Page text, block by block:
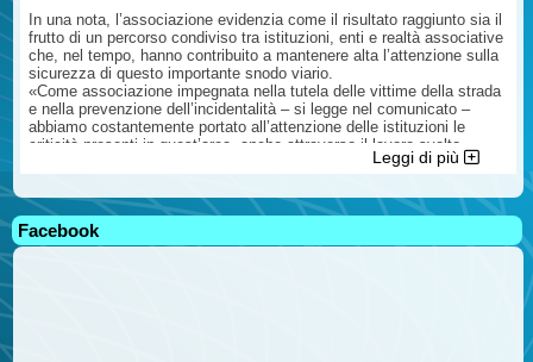
In una nota, l’associazione evidenzia come il risultato raggiunto sia il
frutto di un percorso condiviso tra istituzioni, enti e realtà associative
che, nel tempo, hanno contribuito a mantenere alta l’attenzione sulla
sicurezza di questo importante snodo viario.
«Come associazione impegnata nella tutela delle vittime della strada
e nella prevenzione dell’incidentalità – si legge nel comunicato –
abbiamo costantemente portato all’attenzione delle istituzioni le
criticità presenti in quest’area, anche attraverso il lavoro svolto
all’interno del Comitato Operativo per la Viabilità presso la Prefettura
di Agrigento, convinti che la sicurezza stradale debba rappresentare
una priorità assoluta».
L’AIFVS ricorda come i numerosi sinistri verificatisi negli anni
abbiano lasciato un segno profondo nella comunità e auspica che gli
Leggi di più
Facebook